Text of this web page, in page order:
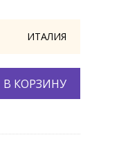
ИТАЛИЯ
В КОРЗИНУ